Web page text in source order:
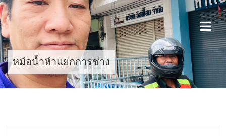
Skip
to
content
หม้อน้ำห้าแยกการช่าง